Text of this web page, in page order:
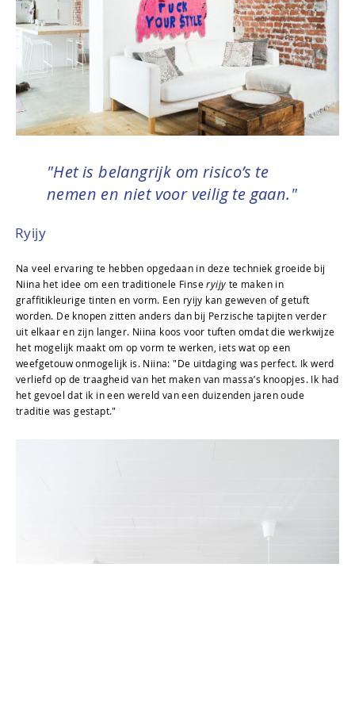
"Het is belangrijk om risico’s te
nemen en niet voor veilig te gaan."
Ryijy
Na veel ervaring te hebben opgedaan in deze techniek groeide bij
Niina het idee om een traditionele Finseryijy te maken in
graffitikleurige tinten en vorm. Een ryijy kan geweven of getuft
worden. De knopen zitten anders dan bij Perzische tapijten verder
uit elkaar en zijn langer. Niina koos voor tuften omdat die werkwijze
het mogelijk maakt om op vorm te werken, iets wat op een
weefgetouw onmogelijk is. Niina: "De uitdaging was perfect. Ik werd
verliefd op de traagheid van het maken van massa’s knoopjes. Ik had
het gevoel dat ik in een wereld van een duizenden jaren oude
traditie was gestapt."